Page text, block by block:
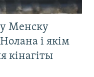
у Менску
і якім
кінагіты